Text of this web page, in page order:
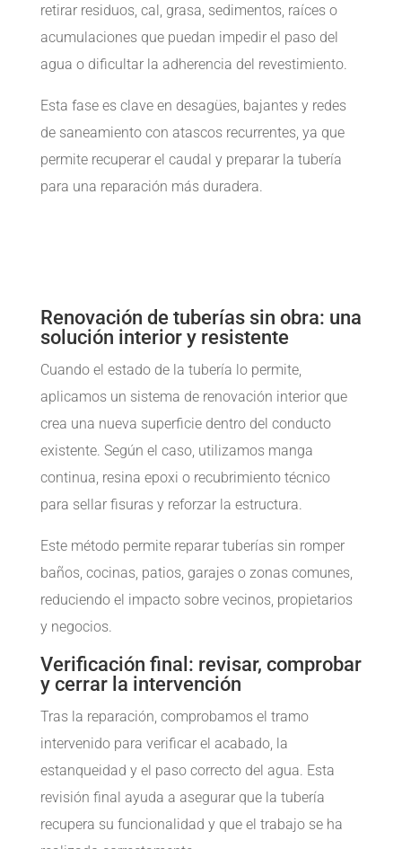
retirar residuos, cal, grasa, sedimentos, raíces o
acumulaciones que puedan impedir el paso del
agua o dificultar la adherencia del revestimiento.
Esta fase es clave en desagües, bajantes y redes
de saneamiento con atascos recurrentes, ya que
permite recuperar el caudal y preparar la tubería
para una reparación más duradera.
Renovación de tuberías sin obra: una
solución interior y resistente
Cuando el estado de la tubería lo permite,
aplicamos un sistema de renovación interior que
crea una nueva superficie dentro del conducto
existente. Según el caso, utilizamos manga
continua, resina epoxi o recubrimiento técnico
para sellar fisuras y reforzar la estructura.
Este método permite reparar tuberías sin romper
baños, cocinas, patios, garajes o zonas comunes,
reduciendo el impacto sobre vecinos, propietarios
y negocios.
Verificación final: revisar, comprobar
y cerrar la intervención
Tras la reparación, comprobamos el tramo
intervenido para verificar el acabado, la
estanqueidad y el paso correcto del agua. Esta
revisión final ayuda a asegurar que la tubería
recupera su funcionalidad y que el trabajo se ha